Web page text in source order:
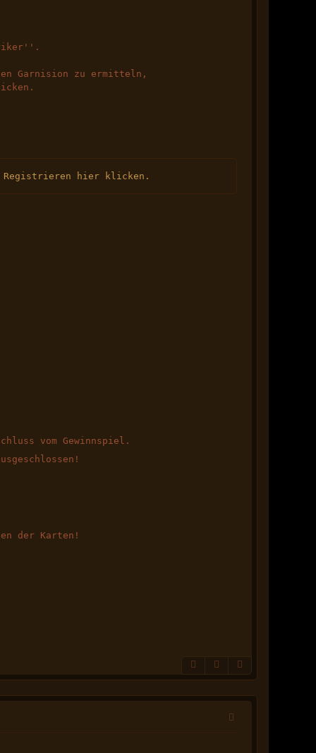
Garnision zu ermitteln,
Registrieren hier klicken.
vom Gewinnspiel.
der Karten!